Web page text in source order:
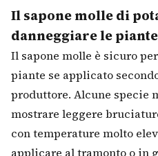
Il sapone molle di
danneggiare le
Il sapone molle è sicuro
piante se applicato
produttore. Alcune specie
mostrare leggere
con temperature molto
applicare al tramonto o in